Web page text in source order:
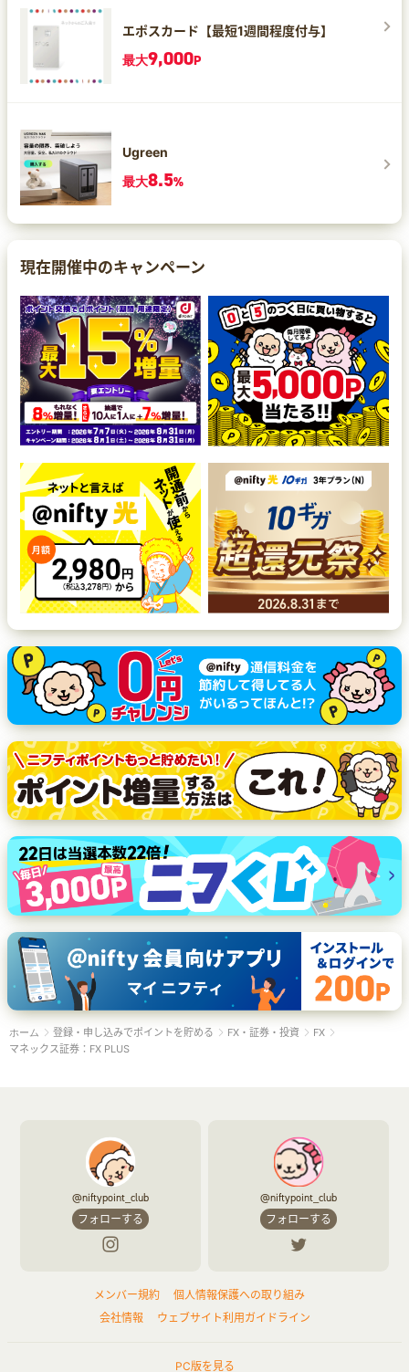
エポスカード【最短1週間程度付与】
最大9,000P
Ugreen
最大8.5%
現在開催中のキャンペーン
ホーム 登録・申し込みでポイントを貯める FX・証券・投資
FX
マネックス証券：FX PLUS
@niftypoint_club
フォローする
@niftypoint_club
フォローする
メンバー規約
個人情報保護への取り組み
会社情報
ウェブサイト利用ガイドライン
PC版を見る